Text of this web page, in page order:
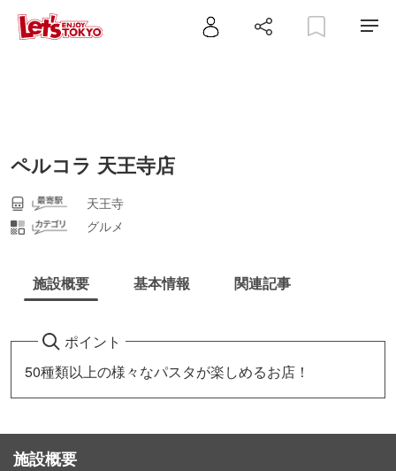
ペルコラ 天王寺店
天王寺
グルメ
施設概要 基本情報 関連記事
ポイント
50種類以上の様々なパスタが楽しめるお店！
施設概要